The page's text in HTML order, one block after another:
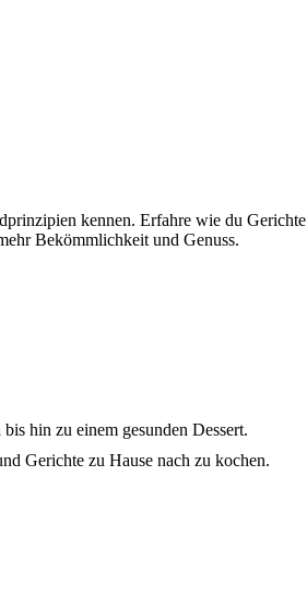
kennen. Erfahre wie du
Bekömmlichkeit und Genuss.
hin zu einem gesunden Dessert.
Gerichte zu Hause nach zu kochen.